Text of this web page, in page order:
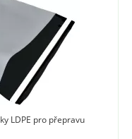
LDPE pro přepravu